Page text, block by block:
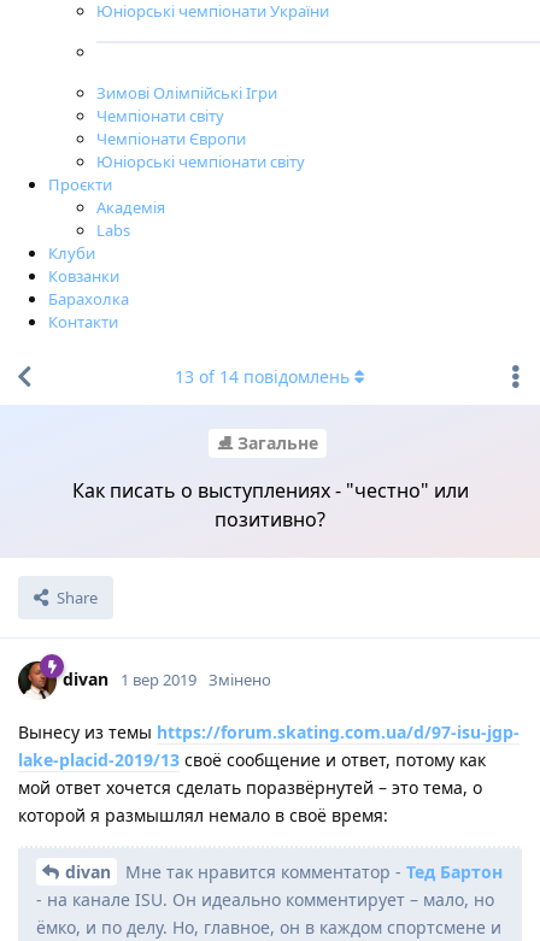
Юніорські чемпіонати України
Зимові Олімпійські Ігри
Чемпіонати світу
Чемпіонати Європи
Юніорські чемпіонати світу
Проєкти
Академія
Labs
Клуби
Ковзанки
Барахолка
Контакти
⛸ Загальне
Как писать о выступлениях - "честно" или
позитивно?
Share
13 of 14 повідомлень
divan 1 вер 2019 Змінено
Вынесу из темы https://forum.skating.com.ua/d/97-isu-jgp-
lake-placid-2019/13 своё сообщение и ответ, потому как
мой ответ хочется сделать поразвёрнутей – это тема, о
которой я размышлял немало в своё время:
divan Мне так нравится комментатор - Тед Бартон
- на канале ISU. Он идеально комментирует – мало, но
ёмко, и по делу. Но, главное, он в каждом спортсмене и